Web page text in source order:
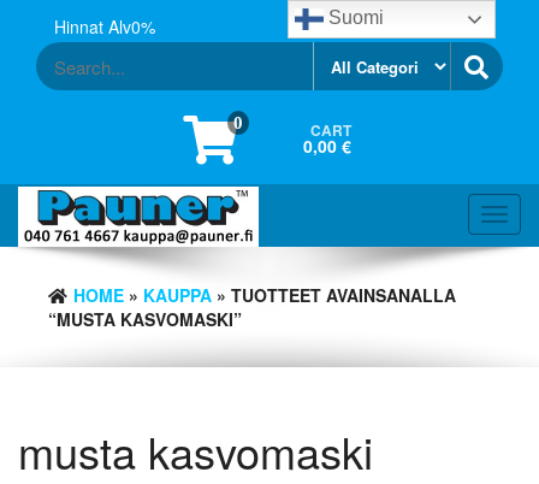
content
Hinnat Alv0%
0 CART
0,00 €
HOME » KAUPPA » TUOTTEET AVAINSANALLA
“MUSTA KASVOMASKI”
musta kasvomaski
Suomi